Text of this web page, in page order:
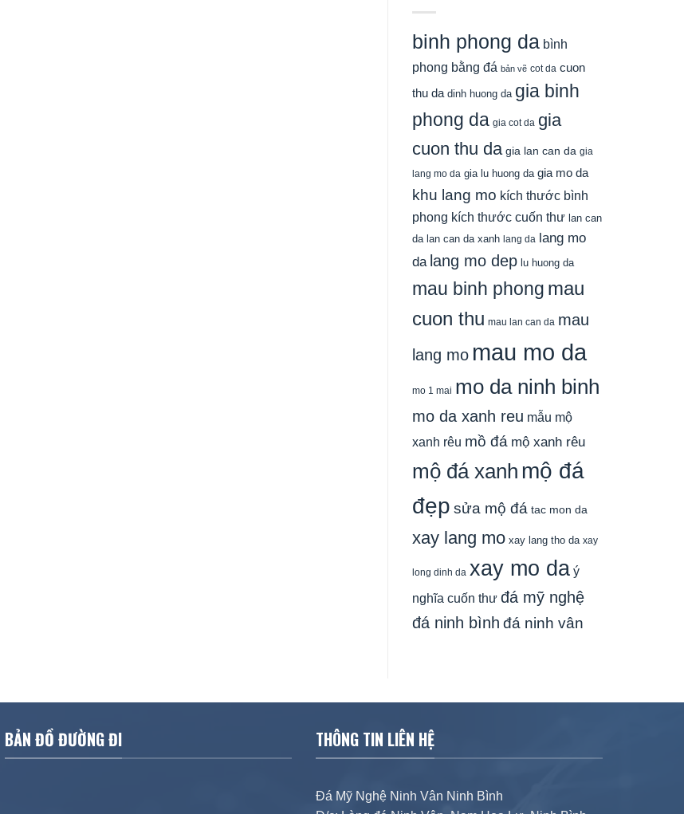
binh phong da bình
phong bằng đá bản vẽ cot da cuon
thu da dinh huong da gia binh
phong da gia cot da gia
cuon thu da gia lan can da gia
lang mo da gia lu huong da gia mo da
khu lang mo kích thước bình
phong kích thước cuốn thư lan can
da lan can da xanh lang da lang mo
da lang mo dep lu huong da
mau binh phong mau
cuon thu mau lan can da mau
lang mo mau mo da
mo 1 mai mo da ninh binh
mo da xanh reu mẫu mộ
xanh rêu mồ đá mộ xanh rêu
mộ đá xanh mộ đá
đẹp sửa mộ đá tac mon da
xay lang mo xay lang tho da xay
long dinh da xay mo da ý
nghĩa cuốn thư đá mỹ nghệ
đá ninh bình đá ninh vân
BẢN ĐỒ ĐƯỜNG ĐI THÔNG TIN LIÊN HỆ
Đá Mỹ Nghệ Ninh Vân Ninh Bình